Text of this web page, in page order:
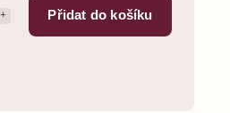
Přidat do košíku